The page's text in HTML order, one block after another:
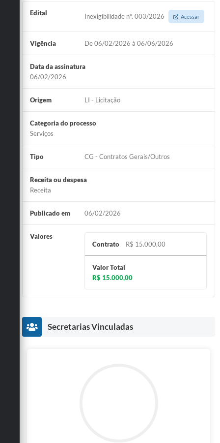
Edital Inexigibilidade n°. 003/2026 Acessar
Vigência De 06/02/2026 à 06/06/2026
Data da assinatura
06/02/2026
Origem LI - Licitação
Categoria do processo
Serviços
Tipo CG - Contratos Gerais/Outros
Receita ou despesa
Receita
Publicado em 06/02/2026
Valores
Contrato
R$ 15.000,00
Valor Total
R$ 15.000,00
Secretarias Vinculadas